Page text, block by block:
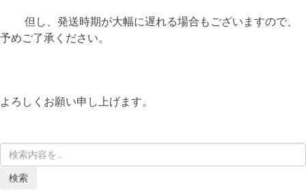
但し、発送時期が大幅に遅れる場合もございますので、
予めご了承ください。
よろしくお願い申し上げます。
検索